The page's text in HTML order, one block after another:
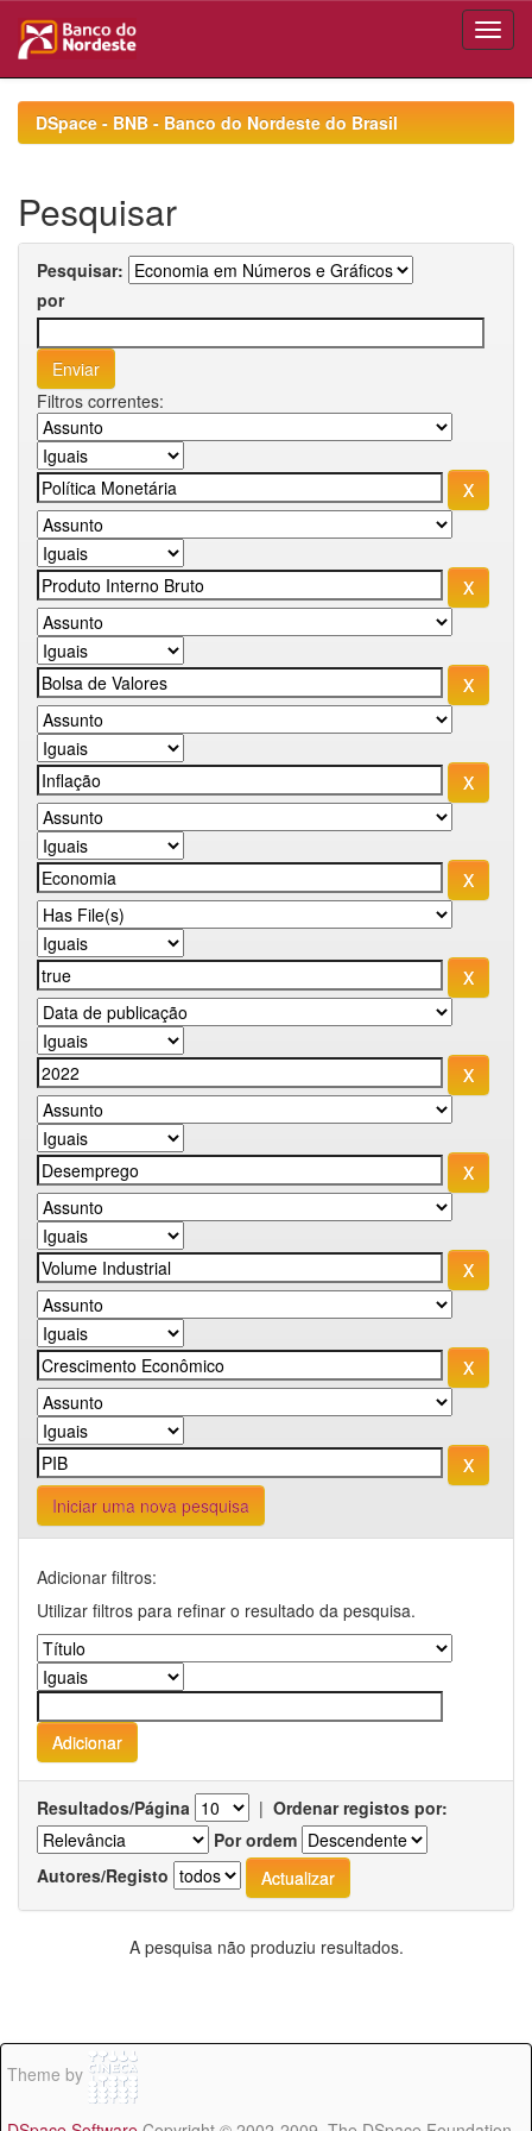
navigationDSpace - BNB - Banco do Nordeste do Brasil
Pesquisar
Pesquisar:
por
Filtros correntes:
Iniciar uma nova pesquisa
Adicionar filtros:
Utilizar filtros para refinar o resultado da pesquisa.
Resultados/Página | Ordenar registos por:
Por ordem
Autores/Registo
A pesquisa não produziu resultados.
Theme by